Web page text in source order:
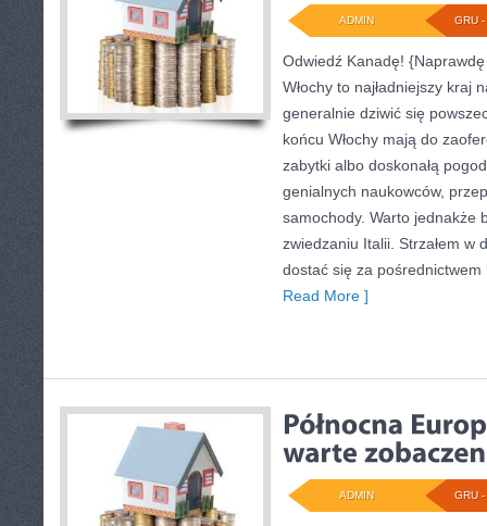
GRU
ADMIN
Odwiedź Kanadę!
Włochy to najładniejszy kraj
generalnie dziwić się
końcu Włochy mają do
zabytki albo doskonałą
genialnych naukowców,
samochody. Warto jednakże
zwiedzaniu Italii. Strzałem w
dostać się za pośrednictwem
Read More ]
GRU
ADMIN